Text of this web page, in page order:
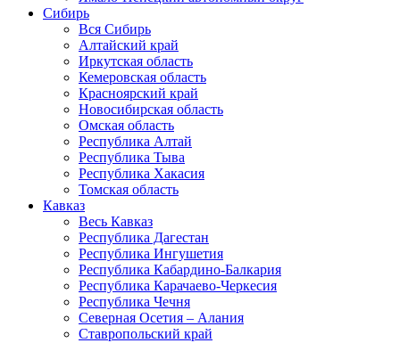
Сибирь
Вся Сибирь
Алтайский край
Иркутская область
Кемеровская область
Красноярский край
Новосибирская область
Омская область
Республика Алтай
Республика Тыва
Республика Хакасия
Томская область
Кавказ
Весь Кавказ
Республика Дагестан
Республика Ингушетия
Республика Кабардино-Балкария
Республика Карачаево-Черкесия
Республика Чечня
Северная Осетия – Алания
Ставропольский край